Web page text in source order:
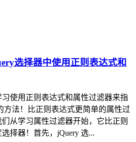
选择器中使用正则表达式和
使用正则表达式和属性过滤器来指
方法！比正则表达式更简单的属性过
从学习属性过滤器开始，它比正则
择器！首先，jQuery 选...